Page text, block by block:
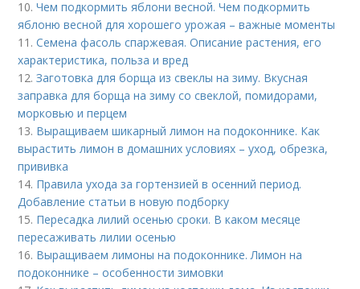
10.Чем подкормить яблони весной. Чем подкормить
яблоню весной для хорошего урожая – важные моменты
11.Семена фасоль спаржевая. Описание растения, его
характеристика, польза и вред
12.Заготовка для борща из свеклы на зиму. Вкусная
заправка для борща на зиму со свеклой, помидорами,
морковью и перцем
13. Выращиваем шикарный лимон на подоконнике. Как
вырастить лимон в домашних условиях – уход, обрезка,
прививка
14. Правила ухода за гортензией в осенний период.
Добавление статьи в новую подборку
15. Пересадка лилий осенью сроки. В каком месяце
пересаживать лилии осенью
16. Выращиваем лимоны на подоконнике. Лимон на
подоконнике – особенности зимовки